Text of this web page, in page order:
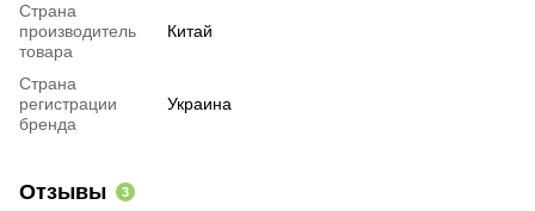
Страна
производитель
товара
Китай
Страна
регистрации
бренда
Украина
Отзывы 3